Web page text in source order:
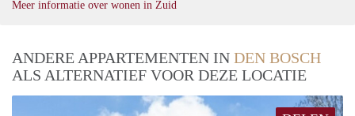
Meer informatie over wonen in Zuid
ANDERE APPARTEMENTEN IN DEN BOSCH
ALS ALTERNATIEF VOOR DEZE LOCATIE